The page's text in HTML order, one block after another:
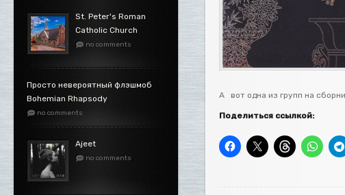
St. Peter's Roman
Catholic Church
no comments
Просто невероятный флэшмоб
Bohemian Rhapsody
no comments
Ajeet
no comments
А вот одна из групп на
Поделиться ссылкой: